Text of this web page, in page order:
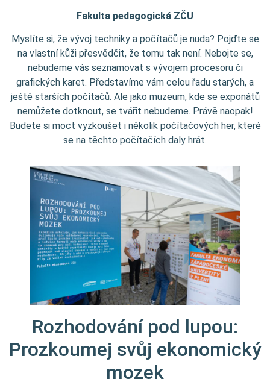
Fakulta pedagogická ZČU
Myslíte si, že vývoj techniky a počítačů je nuda? Pojďte se
na vlastní kůži přesvědčit, že tomu tak není. Nebojte se,
nebudeme vás seznamovat s vývojem procesoru či
grafických karet. Představíme vám celou řadu starých, a
ještě starších počítačů. Ale jako muzeum, kde se exponátů
nemůžete dotknout, se tvářit nebudeme. Právě naopak!
Budete si moct vyzkoušet i několik počítačových her, které
se na těchto počítačích daly hrát.
Rozhodování pod lupou:
Prozkoumej svůj ekonomický
mozek